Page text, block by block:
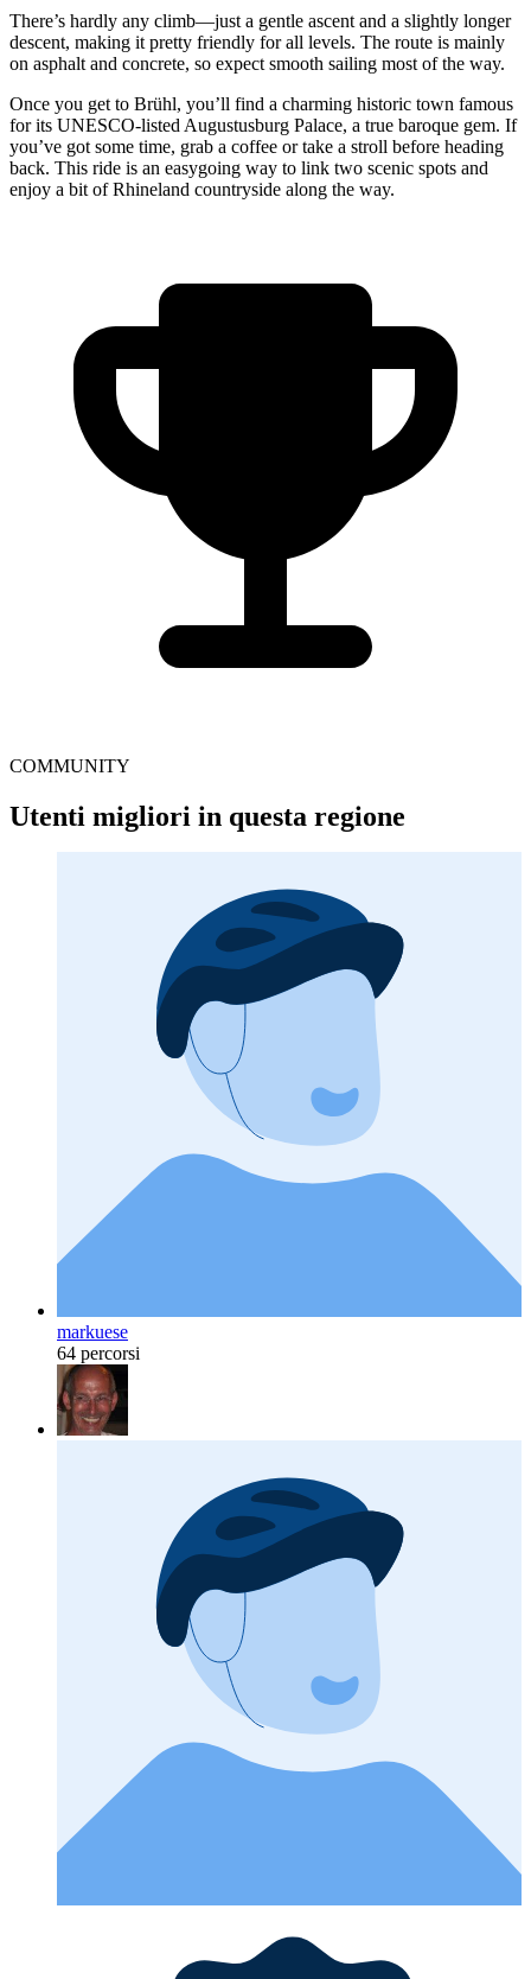
There’s hardly any climb—just a gentle ascent and a slightly longer
descent, making it pretty friendly for all levels. The route is mainly
on asphalt and concrete, so expect smooth sailing most of the way.
Once you get to Brühl, you’ll find a charming historic town famous
for its UNESCO-listed Augustusburg Palace, a true baroque gem. If
you’ve got some time, grab a coffee or take a stroll before heading
back. This ride is an easygoing way to link two scenic spots and
enjoy a bit of Rhineland countryside along the way.
COMMUNITY
Utenti migliori in questa regione
markuese
64 percorsi